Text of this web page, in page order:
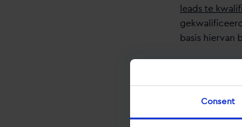
Consent
leads te
basis hiervan
5.
Het